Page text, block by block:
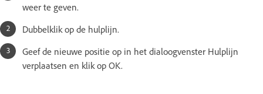
weer te geven.
Dubbelklik op de hulplijn.
Geef de nieuwe positie op in het dialoogvenster Hulplijn
verplaatsen en klik op OK.